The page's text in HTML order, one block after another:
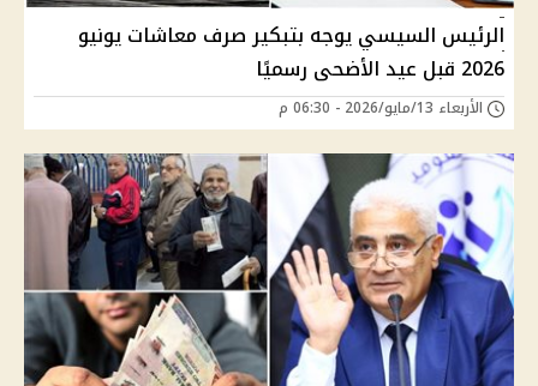
الرئيس السيسي يوجه بتبكير صرف معاشات يونيو
2026 قبل عيد الأضحى رسميًا
الأربعاء 13/مايو/2026 - 06:30 م